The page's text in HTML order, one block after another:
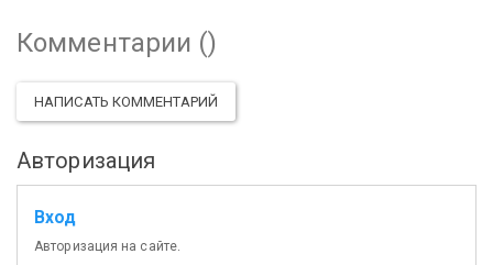
Комментарии ()
НАПИСАТЬ КОММЕНТАРИЙ
Авторизация
Вход
Авторизация на сайте.